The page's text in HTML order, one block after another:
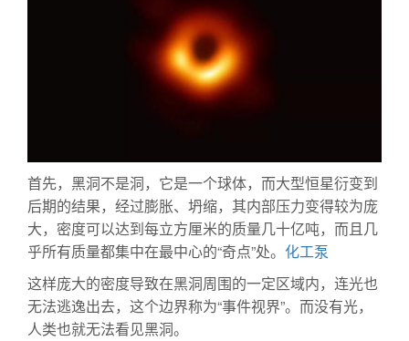
首先，黑洞不是洞，它是一个球体，而大型恒星衍变到
后期的结果，经过膨胀、坍缩，其内部压力变得较为庞
大，密度可以达到每立方厘米的质量几十亿吨，而且几
乎所有质量都集中在最中心的“奇点”处。 化工泵
这样庞大的密度导致在黑洞周围的一定区域内，连光也
无法逃逸出去，这个边界称为“事件视界”。而没有光，
人类也就无法看见黑洞。